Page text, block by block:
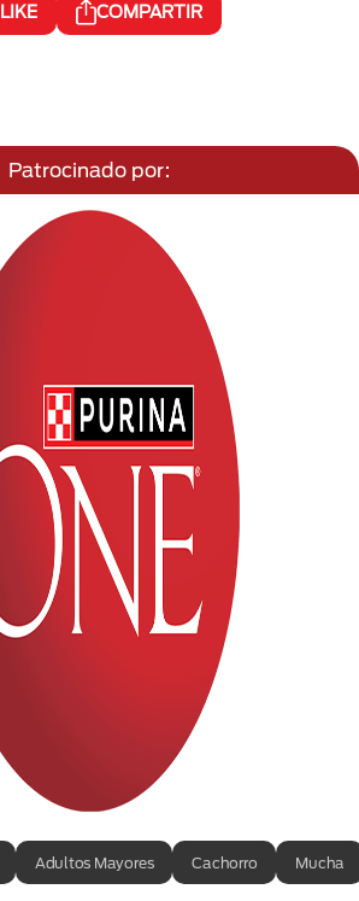
LIKE COMPARTIR
Patrocinado por:
Adultos Mayores Cachorro Mucha